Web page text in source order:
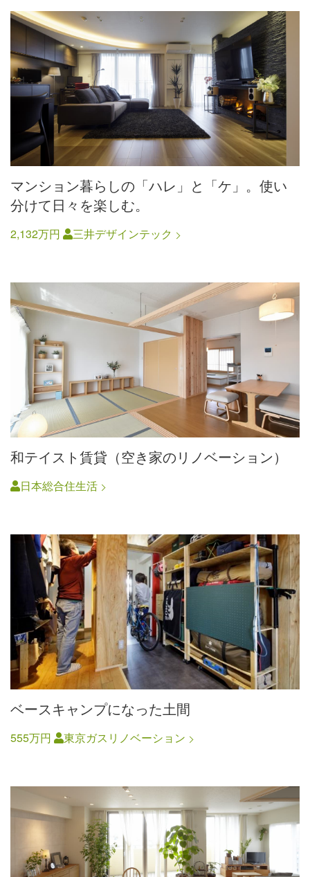
マンション暮らしの「ハレ」と「ケ」。使い
分けて日々を楽しむ。
2,132万円 三井デザインテック
和テイスト賃貸（空き家のリノベーション）
日本総合住生活
ベースキャンプになった土間
555万円 東京ガスリノベーション